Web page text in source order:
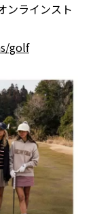
ンラインスト
golf